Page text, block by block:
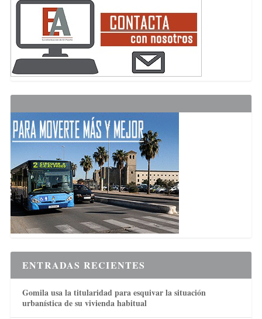
ENTRADAS RECIENTES
Gomila usa la titularidad para esquivar la situación
urbanística de su vivienda habitual